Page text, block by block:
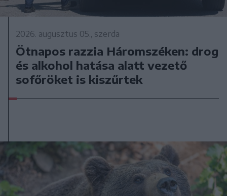
2026. augusztus 05., szerda
Ötnapos razzia Háromszéken: drog
és alkohol hatása alatt vezető
sofőröket is kiszűrtek